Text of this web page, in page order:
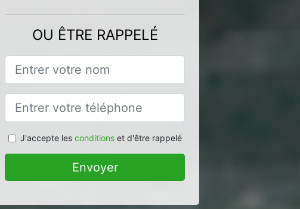
OU ÊTRE RAPPELÉ
J'accepte les conditionset d'être rappelé
Envoyer